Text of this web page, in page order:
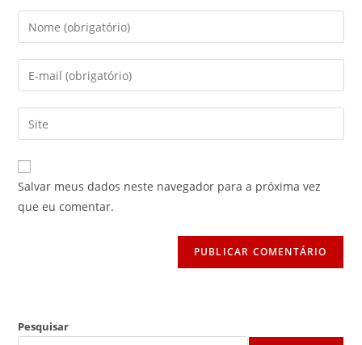
Digite
seu
nome
ou
de
usuário
para
comentar
Digite
seu
endereço
de
mail
para
comentar
Digite
o
URL
do
site
Salvar meus dados neste navegador para a próxima vez
que eu comentar.
Pesquisar